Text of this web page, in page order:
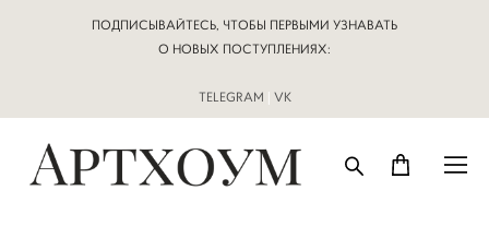
ПОДПИСЫВАЙТЕСЬ, ЧТОБЫ ПЕРВЫМИ УЗНАВАТЬ
О НОВЫХ ПОСТУПЛЕНИЯХ:
TELEGRAM | VK